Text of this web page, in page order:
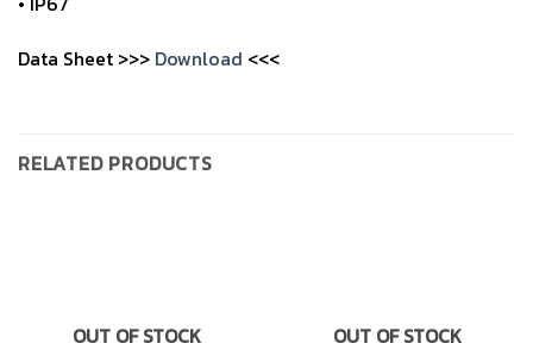
Data Sheet >>> Download <<<
RELATED PRODUCTS
OUT OF STOCK OUT OF STOCK